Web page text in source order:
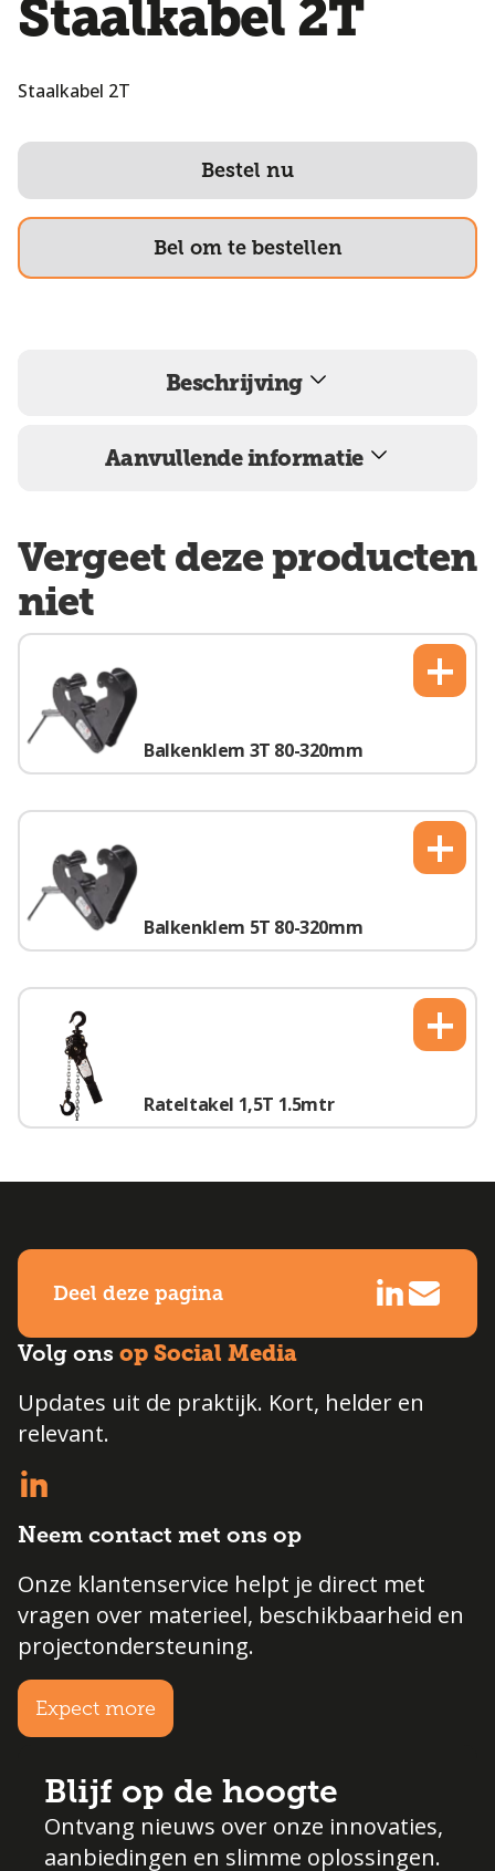
Staalkabel 2T
Staalkabel 2T
Bestel nu
Bel om te bestellen
Beschrijving
Aanvullende informatie
Vergeet deze producten
niet
Balkenklem 3T 80-320mm
+
Balkenklem 5T 80-320mm
+
Rateltakel 1,5T 1.5mtr
+
Deel deze pagina
Volg ons op Social Media
Updates uit de praktijk. Kort, helder en
relevant.
Neem contact met ons op
Onze klantenservice helpt je direct met
vragen over materieel, beschikbaarheid en
projectondersteuning.
Expect more
Blijf op de hoogte
Ontvang nieuws over onze innovaties,
aanbiedingen en slimme oplossingen.